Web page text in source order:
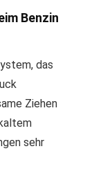
Benzin
das
Ziehen
sehr